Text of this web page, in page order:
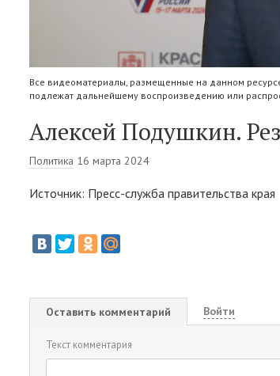
Все видеоматериалы, размещенные на данном
подлежат дальнейшему воспроизведению или
Алексей Подушкин.
Политика 16 марта 2024
Источник: Пресс-служба правительства края
Оставить комментарий Войти
Текст комментария